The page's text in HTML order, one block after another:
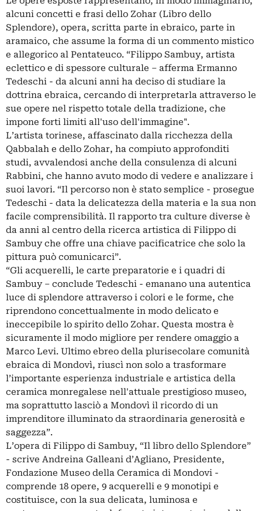
alcuni concetti e frasi dello Zohar (Libro dello
Splendore), opera, scritta parte in ebraico, parte in
aramaico, che assume la forma di un commento mistico
e allegorico al Pentateuco. “Filippo Sambuy, artista
eclettico e di spessore culturale – afferma Ermanno
Tedeschi - da alcuni anni ha deciso di studiare la
dottrina ebraica, cercando di interpretarla attraverso le
sue opere nel rispetto totale della tradizione, che
impone forti limiti all'uso dell'immagine".
L’artista torinese, affascinato dalla ricchezza della
Qabbalah e dello Zohar, ha compiuto approfonditi
studi, avvalendosi anche della consulenza di alcuni
Rabbini, che hanno avuto modo di vedere e analizzare i
suoi lavori. “Il percorso non è stato semplice - prosegue
Tedeschi - data la delicatezza della materia e la sua non
facile comprensibilità. Il rapporto tra culture diverse è
da anni al centro della ricerca artistica di Filippo di
Sambuy che offre una chiave pacificatrice che solo la
pittura può comunicarci”.
“Gli acquerelli, le carte preparatorie e i quadri di
Sambuy – conclude Tedeschi - emanano una autentica
luce di splendore attraverso i colori e le forme, che
riprendono concettualmente in modo delicato e
ineccepibile lo spirito dello Zohar. Questa mostra è
sicuramente il modo migliore per rendere omaggio a
Marco Levi. Ultimo ebreo della plurisecolare comunità
ebraica di Mondovì, riuscì non solo a trasformare
l’importante esperienza industriale e artistica della
ceramica monregalese nell'attuale prestigioso museo,
ma soprattutto lasciò a Mondovì il ricordo di un
imprenditore illuminato da straordinaria generosità e
saggezza”.
L’opera di Filippo di Sambuy, “Il libro dello Splendore”
­- scrive Andreina Galleani d’Agliano, Presidente,
Fondazione Museo della Ceramica di Mondovi -
comprende 18 opere, 9 acquerelli e 9 monotipi e
costituisce, con la sua delicata, luminosa e